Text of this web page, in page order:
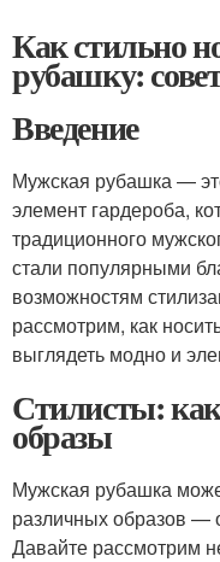
Как стильно
рубашку:
Введение
Мужская рубашка —
элемент гардероба,
традиционного
стали популярными
возможностям
рассмотрим, как
выглядеть модно и
Стилисты:
образы
Мужская рубашка
различных образов —
Давайте рассмотрим